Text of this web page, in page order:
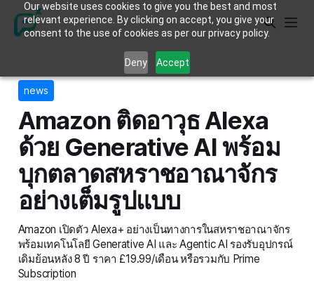
Our website uses cookies to give you the best and most
relevant experience. By clicking on accept, you give your
consent to the use of cookies as per our privacy policy.
Deny Accept
news
Amazon ติดอาวุธ Alexa
ด้วย Generative AI พร้อม
บุกตลาดสหราชอาณาจักร
อย่างเต็มรูปแบบ
Amazon เปิดตัว Alexa+ อย่างเป็นทางการในสหราชอาณาจักร
พร้อมเทคโนโลยี Generative AI และ Agentic AI รองรับอุปกรณ์
เดิมย้อนหลัง 8 ปี ราคา £19.99/เดือน หรือรวมกับ Prime
Subscription